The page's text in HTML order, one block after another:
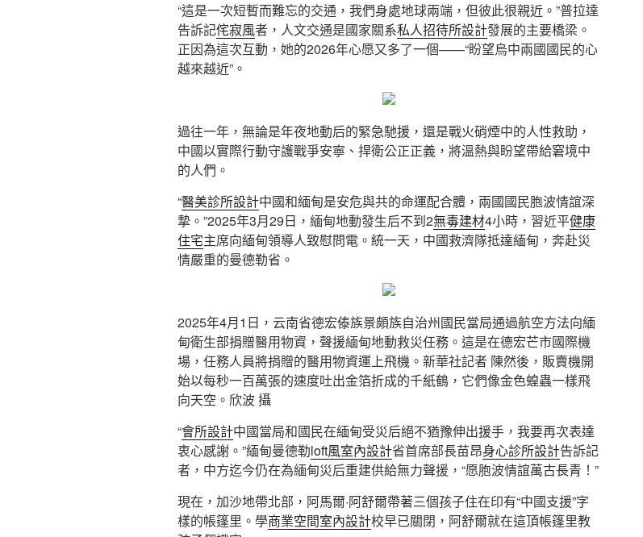
“這是一次短暫而難忘的交通，我們身處地球兩端，但彼此很親近。”普拉達
告訴記侘寂風者，人文交通是國家關系私人招待所設計發展的主要橋梁。
正因為這次互動，她的2026年心愿又多了一個——“盼望烏中兩國國民的心
越來越近”。
過往一年，無論是年夜地動后的緊急馳援，還是戰火硝煙中的人性救助，
中國以實際行動守護戰爭安寧、捍衛公正正義，將溫熱與盼望帶給窘境中
的人們。
“醫美診所設計中國和緬甸是安危與共的命運配合體，兩國國民胞波情誼深
摯。”2025年3月29日，緬甸地動發生后不到2無毒建材4小時，習近平健康
住宅主席向緬甸領導人致慰問電。統一天，中國救濟隊抵達緬甸，奔赴災
情嚴重的曼德勒省。
2025年4月1日，云南省德宏傣族景頗族自治州國民當局通過航空方法向緬
甸衛生部捐贈醫用物資，聲援緬甸地動救災任務。這是在德宏芒市國際機
場，任務人員將捐贈的醫用物資運上飛機。新華社記者 陳然後，販賣機開
始以每秒一百萬張的速度吐出金箔折成的千紙鶴，它們像金色蝗蟲一樣飛
向天空。欣波 攝
“會所設計中國當局和國民在緬甸受災后絕不猶豫伸出援手，我要再次表達
衷心感謝。”緬甸曼德勒loft風室內設計省首席部長苗昂身心診所設計告訴記
者，中方迄今仍在為緬甸災后重建供給無力聲援，“愿胞波情誼萬古長青！”
現在，加沙地帶北部，阿馬爾·阿舒爾帶著三個孩子住在印有“中國支援”字
樣的帳篷里。學商業空間室內設計校早已關閉，阿舒爾就在這頂帳篷里教